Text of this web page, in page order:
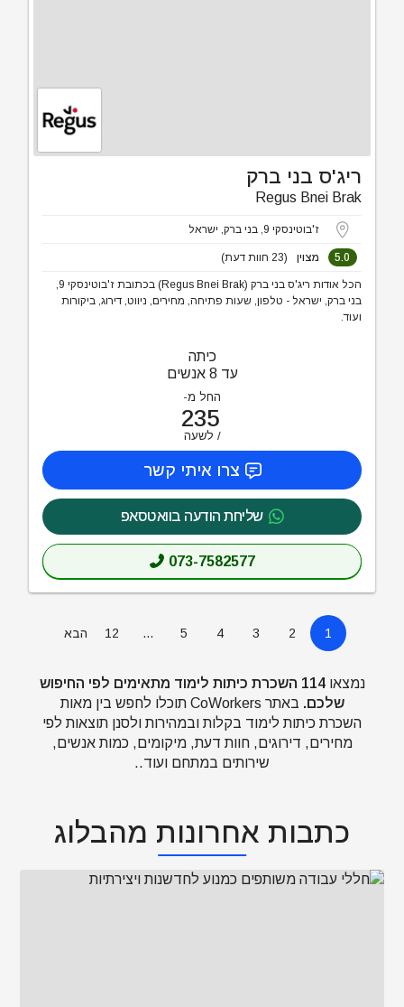
ריג'ס בני ברק
Regus Bnei Brak
ז'בוטינסקי 9, בני ברק, ישראל
5.0 מצוין (23 חוות דעת)
בני ברק, ישראל - טלפון, שעות פתיחה, מחירים, ניווט, דירוג, ביקורות
ועוד.
כיתה
עד 8 אנשים
החל מ-
235
לשעה
צרו איתי קשר
שליחת הודעה בוואטסאפ
073-7582577
1
2
3
4
5
…
12 הבא
נמצאו
114 השכרת כיתות לימוד מתאימים לפי החיפוש
שלכם.
באתר CoWorkers תוכלו לחפש בין מאות
השכרת כיתות לימוד בקלות ובמהירות ולסנן תוצאות לפי
מחירים, דירוגים, חוות דעת, מיקומים, כמות אנשים,
שירותים במתחם ועוד..
כתבות אחרונות מהבלוג